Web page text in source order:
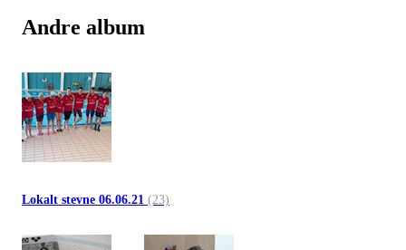
Andre album
Lokalt stevne 06.06.21 (23)